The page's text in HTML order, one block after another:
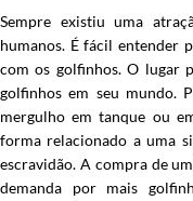
Sempre existiu uma
humanos. É fácil entender
com os golfinhos. O lugar
golfinhos em seu mundo.
mergulho em tanque ou
forma relacionado a uma
escravidão. A compra de
demanda por mais